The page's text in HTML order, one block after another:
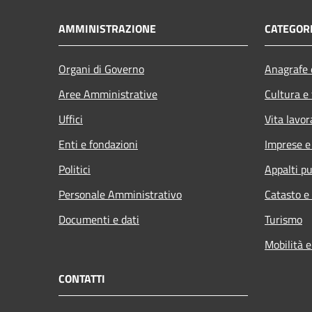
AMMINISTRAZIONE
Organi di Governo
Aree Amministrative
Uffici
Enti e fondazioni
Politici
Personale Amministrativo
Documenti e dati
Cultura
Vita
Imprese
Appalti
Catasto
Turismo
Mobilità
CONTATTI